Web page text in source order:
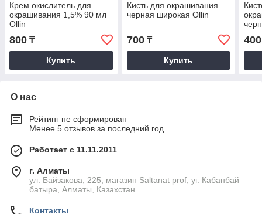
Крем окислитель для
окрашивания 1,5% 90 мл
Ollin
800 ₸
Купить
Кисть для окрашивания
черная широкая Ollin
700₸
Купить
400
О нас
Рейтинг не сформирован
Менее 5 отзывов за последний год
Работает с 11.11.2011
г. Алматы
ул. Байзакова, 225, магазин Saltanat prof, уг. Кабанбай
батыра, Алматы, Казахстан
Контакты